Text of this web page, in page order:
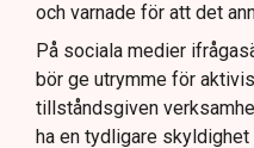
och varnade för att det
På sociala medier
bör ge utrymme för
tillståndsgiven
ha en tydligare